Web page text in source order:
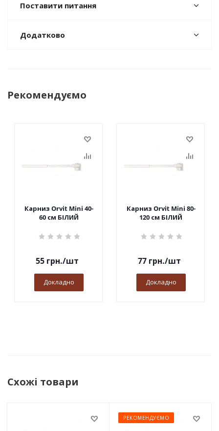
Поставити питання
Додатково
Рекомендуємо
Карниз Orvit Mini 40-
60 см БІЛИЙ
55грн./шт
Докладно
Карниз Orvit Mini 80-
120 см БІЛИЙ
77грн./шт
Докладно
Схожі товари
РЕКОМЕНДУЄМО